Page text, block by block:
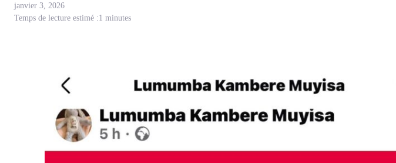
janvier 3, 2026
Temps de lecture estimé :1 minutes